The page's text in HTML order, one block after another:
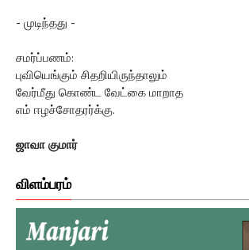
- முடிந்தது -
சமர்ப்பணம்:
புவியெங்கும் சிதறியிருந்தாலும்
வேர்மீது கொண்ட வேட்கை மாறாத
எம் ஈழச்சோதரர்க்கு.
ஜாவா குமார்
விளம்பரம்